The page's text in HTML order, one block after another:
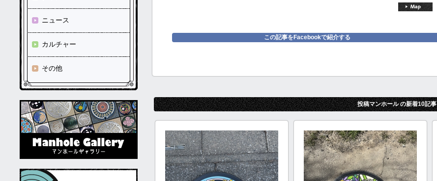
ニュース
カルチャー
その他
この記事をFacebookで紹介する
投稿マンホール の新着10記事